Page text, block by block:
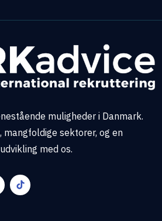
muligheder i Danmark.
sektorer, og en
med os.